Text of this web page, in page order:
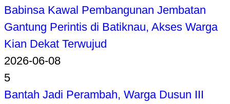
Babinsa Kawal Pembangunan Jembatan
Gantung Perintis di Batiknau, Akses Warga
Kian Dekat Terwujud
2026-06-08
5
Bantah Jadi Perambah, Warga Dusun III